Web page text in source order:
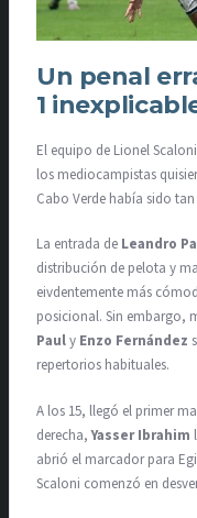
Un penal
1
El equipo de Lionel
los mediocampistas
Cabo Verde había sido
La entrada de Leandro
distribución de pelota y
eivdentemente más
posicional. Sin embargo,
Pauly Enzo Fernández
repertorios habituales.
A los 15, llegó el primer
derecha,Yasser Ibrahim
abrió el marcador para
Scaloni comenzó en